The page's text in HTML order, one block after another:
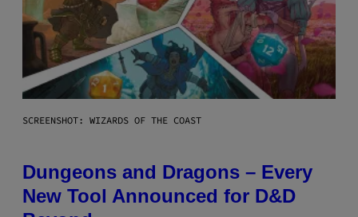
SCREENSHOT: WIZARDS OF THE COAST
Dungeons and Dragons – Every
New Tool Announced for D&D